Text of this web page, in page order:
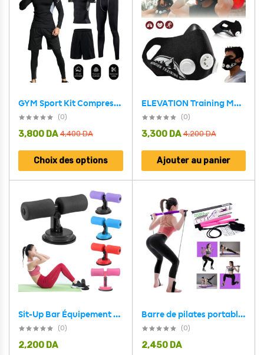
GYM Sport Kit Compression pour Hommes 3 pcs – طقم رياضي 3 قطع
(0)
4,400DA
3,800 DA
Choix des options
ELEVATION Training Mask Pour Améliorer Vos Performances Sportives En Général
(0)
4,200DA
3,300 DA
Ajouter au panier
Sit-Up Bar Équipement de fitness à domicile ventouse, aide à s’asseoir, Muscles abdominaux, entraînement du corps
(0)
2,200 DA
Barre de pilates portable avec bande de résistance réglable
(0)
2,450 DA